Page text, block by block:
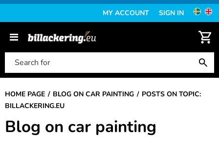
MY ACCOUNT SIGN IN
HOME PAGE BLOG ON CAR PAINTING
POSTS ON TOPIC:
BILLACKERING.EU
Blog on car painting